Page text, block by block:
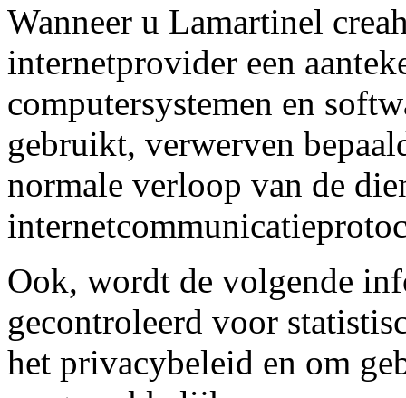
Wanneer u Lamartinel
internetprovider een
computersystemen en
gebruikt, verwerven
normale verloop van de
Ook, wordt de volgende
gecontroleerd voor
het privacybeleid en om